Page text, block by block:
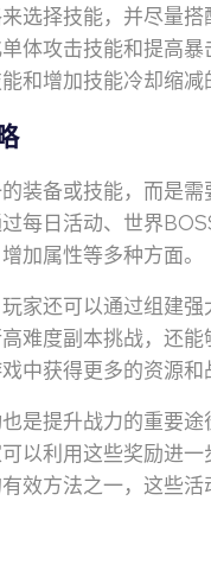
选择技能，并尽量
体攻击技能和提高
和增加技能冷却缩减
装备或技能，而是
每日活动、世界
加属性等多种方面。
家还可以通过组建
难度副本挑战，还
中获得更多的资源和
是提升战力的重要
以利用这些奖励进
效方法之一，这些